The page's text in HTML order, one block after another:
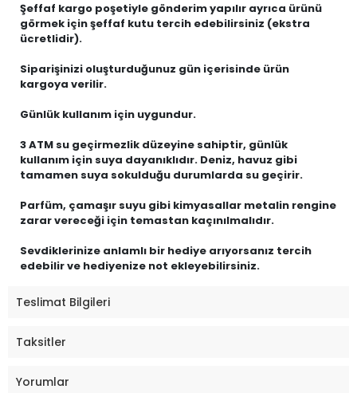
Şeffaf kargo poşetiyle gönderim yapılır ayrıca ürünü
görmek için şeffaf kutu tercih edebilirsiniz (ekstra
ücretlidir).
Siparişinizi oluşturduğunuz gün içerisinde ürün
kargoya verilir.
Günlük kullanım için uygundur.
3 ATM su geçirmezlik düzeyine sahiptir, günlük
kullanım için suya dayanıklıdır. Deniz, havuz gibi
tamamen suya sokulduğu durumlarda su geçirir.
Parfüm, çamaşır suyu gibi kimyasallar metalin rengine
zarar vereceği için temastan kaçınılmalıdır.
Sevdiklerinize anlamlı bir hediye arıyorsanız tercih
edebilir ve hediyenize not ekleyebilirsiniz.
Teslimat Bilgileri
Taksitler
Yorumlar